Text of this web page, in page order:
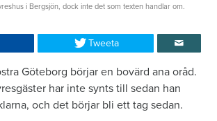
i Bergsjön, dock inte det som texten handlar om.
Tweeta
Göteborg börjar en bovärd ana oråd.
har inte synts till sedan han
och det börjar bli ett tag sedan.